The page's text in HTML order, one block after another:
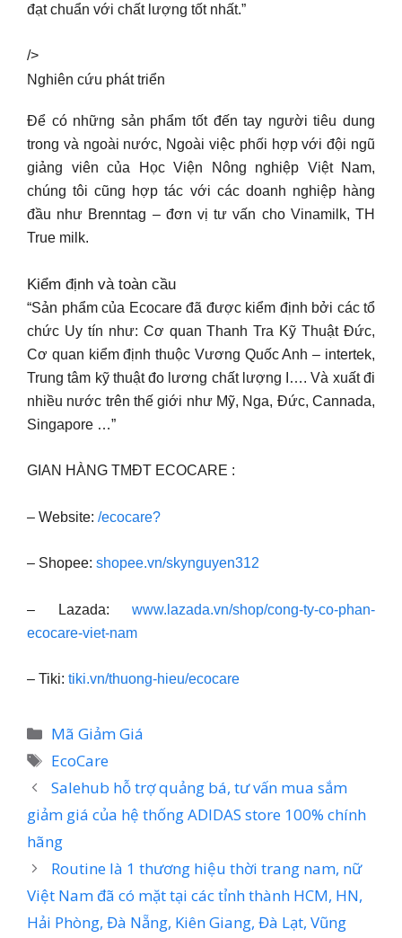
đạt chuẩn với chất lượng tốt nhất.”
/>
Nghiên cứu phát triển
Để có những sản phẩm tốt đến tay người tiêu dung
trong và ngoài nước, Ngoài việc phối hợp với đội ngũ
giảng viên của Học Viện Nông nghiệp Việt Nam,
chúng tôi cũng hợp tác với các doanh nghiệp hàng
đầu như Brenntag – đơn vị tư vấn cho Vinamilk, TH
True milk.
Kiểm định và toàn cầu
“Sản phẩm của Ecocare đã được kiểm định bởi các tổ
chức Uy tín như: Cơ quan Thanh Tra Kỹ Thuật Đức,
Cơ quan kiểm định thuộc Vương Quốc Anh – intertek,
Trung tâm kỹ thuật đo lương chất lượng I…. Và xuất đi
nhiều nước trên thế giới như Mỹ, Nga, Đức, Cannada,
Singapore …”
GIAN HÀNG TMĐT ECOCARE :
– Website: /ecocare?
– Shopee: shopee.vn/skynguyen312
– Lazada: www.lazada.vn/shop/cong-ty-co-phan-
ecocare-viet-nam
– Tiki: tiki.vn/thuong-hieu/ecocare
Danh
mục
Mã Giảm Giá
Thẻ
EcoCare
Salehub hỗ trợ quảng bá, tư vấn mua sắm
giảm giá của hệ thống ADIDAS store 100% chính
hãng
Routine là 1 thương hiệu thời trang nam, nữ
Việt Nam đã có mặt tại các tỉnh thành HCM, HN,
Hải Phòng, Đà Nẵng, Kiên Giang, Đà Lạt, Vũng